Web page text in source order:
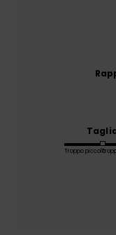
Troppo piccolo